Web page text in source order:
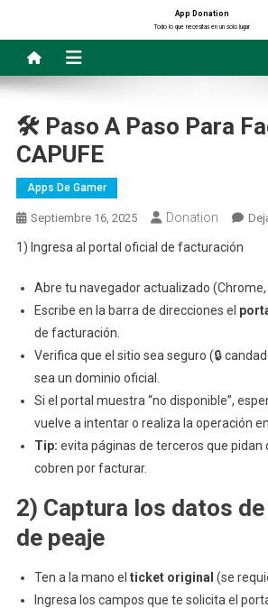
contenido
App Donation
Todo lo que necesitas en un solo lugar
🛠️ Paso A Paso Para
CAPUFE
Apps De Gamer
Septiembre 16, 2025 Donation
1) Ingresa al portal oficial de facturación
Abre tu navegador actualizado (Chrome,
Escribe en la barra de direcciones el
de facturación.
Verifica que el sitio sea seguro (🔒
sea un dominio oficial.
Si el portal muestra “no disponible”,
vuelve a intentar o realiza la operación
Tip: evita páginas de terceros que pidan
cobren por facturar.
2) Captura los datos
de peaje
Ten a la mano el ticket original (se
Ingresa los campos que te solicita el